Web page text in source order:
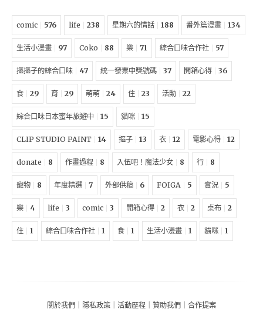
comic 576 life 238 星期六的情話 188 番外篇漫畫 134
生活小漫畫 97 Coko 88 樂 71 綜合口味合作社 57
摳摳子的綜合口味 47 統一發票中獎號碼 37 開箱心得 36
食 29 育 29 萌萌 24 住 23 活動 22
綜合口味日本蜜年旅遊中 15 貓咪 15
CLIP STUDIO PAINT 14 摳子 13 衣 12 電影心得 12
donate 8 作畫過程 8 入伍吧！魔法少女 8 行 8
寵物 8 年度精選 7 外部供稿 6 FOIGA 5 實況 5
樂 4 life 3 comic 3 開箱心得 2 衣 2 桌布 2
住 1 綜合口味合作社 1 食 1 生活小漫畫 1 貓咪 1
關於我們 隱私政策 活動歷程 贊助我們 合作提案